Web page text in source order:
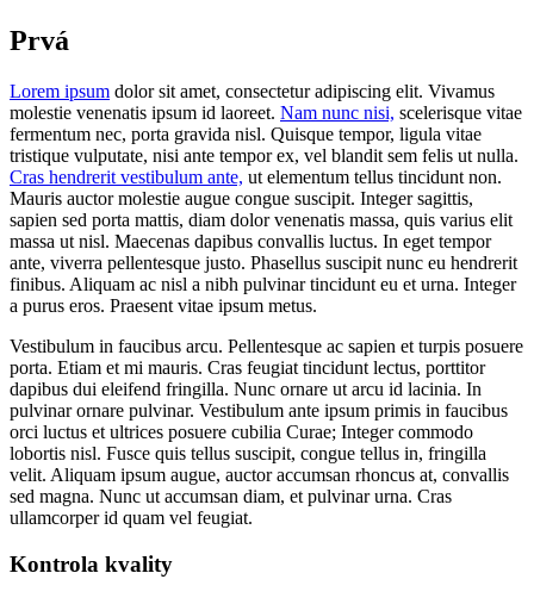
Prvá
Lorem ipsum dolor sit amet, consectetur adipiscing elit. Vivamus
molestie venenatis ipsum id laoreet. Nam nunc nisi, scelerisque vitae
fermentum nec, porta gravida nisl. Quisque tempor, ligula vitae
tristique vulputate, nisi ante tempor ex, vel blandit sem felis ut nulla.
Cras hendrerit vestibulum ante, ut elementum tellus tincidunt non.
Mauris auctor molestie augue congue suscipit. Integer sagittis,
sapien sed porta mattis, diam dolor venenatis massa, quis varius elit
massa ut nisl. Maecenas dapibus convallis luctus. In eget tempor
ante, viverra pellentesque justo. Phasellus suscipit nunc eu hendrerit
finibus. Aliquam ac nisl a nibh pulvinar tincidunt eu et urna. Integer
a purus eros. Praesent vitae ipsum metus.
Vestibulum in faucibus arcu. Pellentesque ac sapien et turpis posuere
porta. Etiam et mi mauris. Cras feugiat tincidunt lectus, porttitor
dapibus dui eleifend fringilla. Nunc ornare ut arcu id lacinia. In
pulvinar ornare pulvinar. Vestibulum ante ipsum primis in faucibus
orci luctus et ultrices posuere cubilia Curae; Integer commodo
lobortis nisl. Fusce quis tellus suscipit, congue tellus in, fringilla
velit. Aliquam ipsum augue, auctor accumsan rhoncus at, convallis
sed magna. Nunc ut accumsan diam, et pulvinar urna. Cras
ullamcorper id quam vel feugiat.
Kontrola kvality